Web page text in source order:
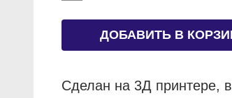
ДОБАВИТЬ В
Сделан на 3Д принтере,